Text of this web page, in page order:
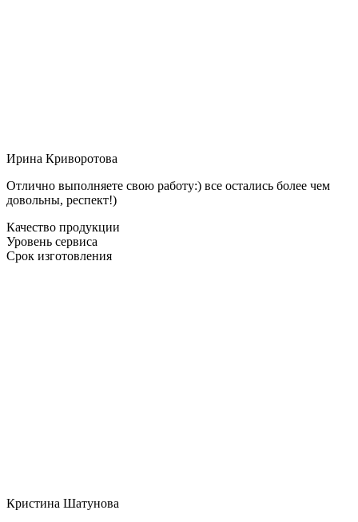
Ирина Криворотова
Отлично выполняете свою работу:) все остались более чем
довольны, респект!)
Качество продукции
Уровень сервиса
Срок изготовления
Кристина Шатунова